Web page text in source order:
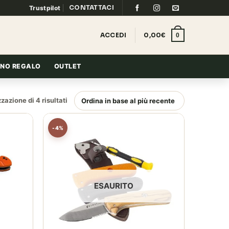
Trustpilot CONTATTACI
ACCEDI 0,00€ 0
REGALO OUTLET
di 4 risultatiOrdina
al
recente
-4%
ESAURITO